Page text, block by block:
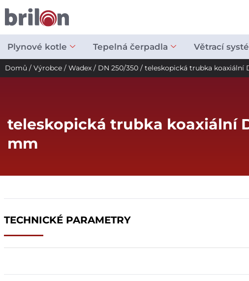
obsah
Plynové kotle Tepelná čerpadla Větrací
Domů / Výrobce / Wadex / DN 250/350 / teleskopická trubka koaxiální
teleskopická trubka koaxiální
mm
TECHNICKÉ PARAMETRY